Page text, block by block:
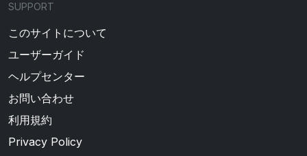
SUPPORT
このサイトについて
ユーザーガイド
ヘルプセンター
お問い合わせ
利用規約
Privacy Policy